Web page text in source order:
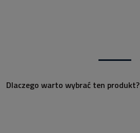
Dlaczego warto wybrać ten produkt?